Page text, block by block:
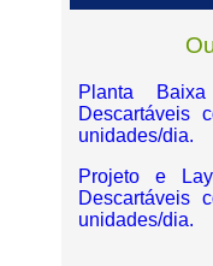
Planta
Descartáveis
unidades/dia.
Projeto e
Descartáveis
unidades/dia.